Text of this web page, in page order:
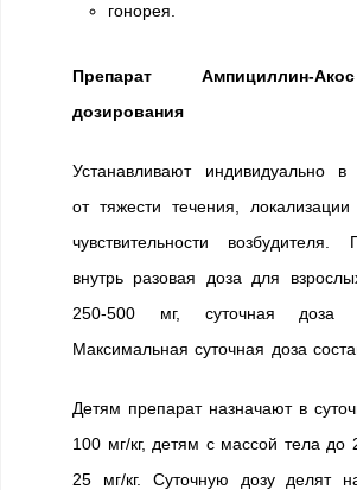
гонорея.
Препарат Ампициллин-
дозирования
Устанавливают индивидуально в
от тяжести течения,
чувствительности
внутрь разовая доза для
250-500 мг, суточная
Максимальная суточная доза
Детям препарат назначают в
100 мг/кг, детям с массой тела до
25 мг/кг. Суточную дозу делят